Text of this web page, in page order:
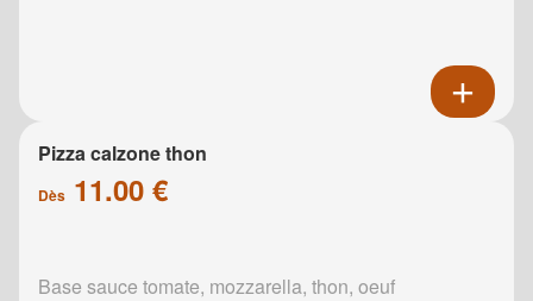
Pizza calzone thon
Dès 11.00 €
Base sauce tomate, mozzarella, thon, oeuf